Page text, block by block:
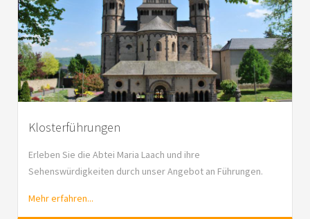
Klosterführungen
Erleben Sie die Abtei Maria Laach und ihre
Sehenswürdigkeiten durch unser Angebot an Führungen.
Mehr erfahren...